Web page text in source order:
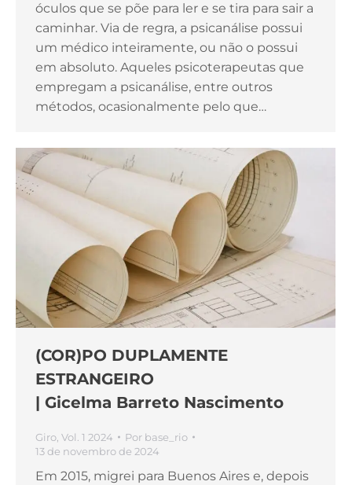
óculos que se põe para ler e se tira para sair a
caminhar. Via de regra, a psicanálise possui
um médico inteiramente, ou não o possui
em absoluto. Aqueles psicoterapeutas que
empregam a psicanálise, entre outros
métodos, ocasionalmente pelo que…
(COR)PO DUPLAMENTE
ESTRANGEIRO
| Gicelma Barreto Nascimento
Giro Vol. 1 2024 Por base_rio
13 de novembro de 2024
Em 2015, migrei para Buenos Aires e, depois